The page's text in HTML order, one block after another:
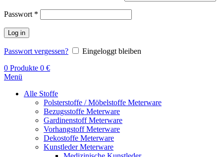
Passwort *
Log in
Passwort vergessen?
Eingeloggt bleiben
0 Produkte 0 €
Menü
Alle Stoffe
Polsterstoffe / Möbelstoffe Meterware
Bezugsstoffe Meterware
Gardinenstoff Meterware
Vorhangstoff Meterware
Dekostoffe Meterware
Kunstleder Meterware